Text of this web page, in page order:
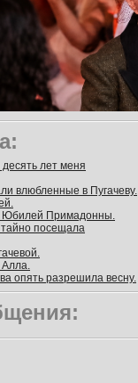
лет меня
влюбленные в Пугачеву.
Юбилей Примадонны.
посещала
опять разрешила весну.